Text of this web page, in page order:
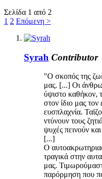
Σελίδα 1 από 2
1 2 Επόμενη >
Syrah Contributor
"Ο σκοπός της
μας. [...] Οι
ύψιστο καθήκον,
στον ίδιο μας τον
ευσπλαχνία.
ντύνουν τους
ψυχές πεινούν και
[...]
Ο
τραγικά στην
μας.
παρόρμηση που